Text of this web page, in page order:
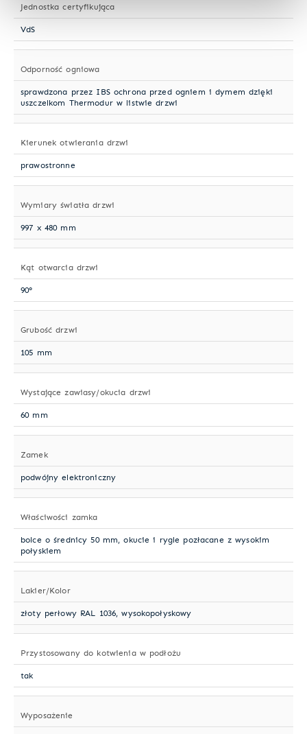
Jednostka certyfikująca
VdS
Odporność ogniowa
sprawdzona przez IBS ochrona przed ogniem i dymem dzięki
uszczelkom Thermodur w listwie drzwi
Kierunek otwierania drzwi
prawostronne
Wymiary światła drzwi
997 x 480 mm
Kąt otwarcia drzwi
90°
Grubość drzwi
105 mm
Wystające zawiasy/okucia drzwi
60 mm
Zamek
podwójny elektroniczny
Właściwości zamka
bolce o średnicy 50 mm, okucie i rygle pozłacane z wysokim
połyskiem
Lakier/Kolor
złoty perłowy RAL 1036, wysokopołyskowy
Przystosowany do kotwienia w podłożu
tak
Wyposażenie